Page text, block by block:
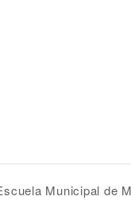
Municipal de